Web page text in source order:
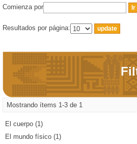
Comienza por
Resultados por página:
Mostrando ítems 1-3 de 1
El cuerpo (1)
El mundo físico (1)